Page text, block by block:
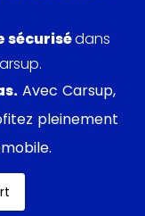
sécurisédans
Avec Carsup,
pleinement